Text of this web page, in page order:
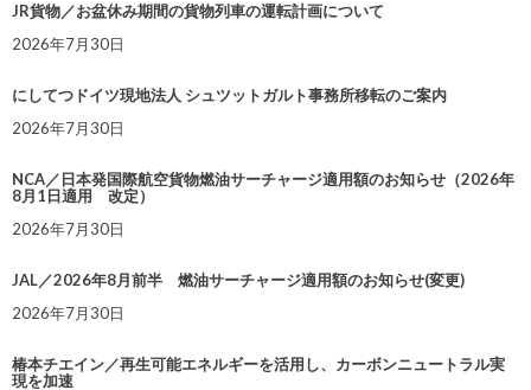
JR貨物／お盆休み期間の貨物列車の運転計画について
2026年7月30日
にしてつドイツ現地法人 シュツットガルト事務所移転のご案内
2026年7月30日
NCA／日本発国際航空貨物燃油サーチャージ適用額のお知らせ（2026年
8月1日適用 改定）
2026年7月30日
JAL／2026年8月前半 燃油サーチャージ適用額のお知らせ(変更)
2026年7月30日
椿本チエイン／再生可能エネルギーを活用し、カーボンニュートラル実
現を加速